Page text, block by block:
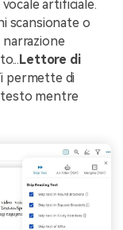
artificiale.
scansionate o
Lettore di
permette di
testo mentre